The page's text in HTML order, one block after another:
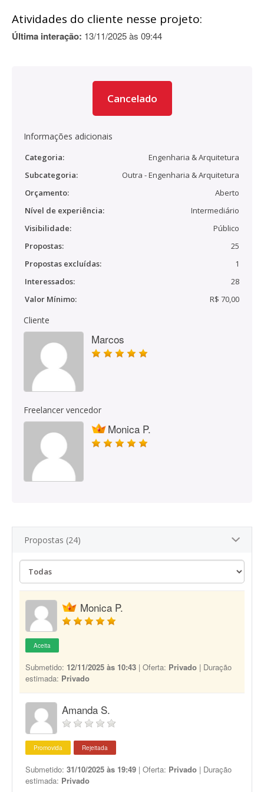
Atividades do cliente nesse projeto:
Última interação: 13/11/2025 às 09:44
Cancelado
Informações adicionais
Categoria:
Engenharia & Arquitetura
Subcategoria:
Outra - Engenharia & Arquitetura
Orçamento:
Aberto
Nível de experiência:
Intermediário
Visibilidade:
Público
Propostas:
25
Propostas excluídas:
1
Interessados:
28
Valor Mínimo:
R$ 70,00
Cliente
Marcos
Freelancer vencedor
Monica P.
Propostas (24)
Monica P.
Aceita
Submetido: 12/11/2025 às 10:43 | Oferta: Privado | Duração
estimada: Privado
Amanda S.
Promovida Rejeitada
Submetido: 31/10/2025 às 19:49 | Oferta: Privado | Duração
estimada: Privado